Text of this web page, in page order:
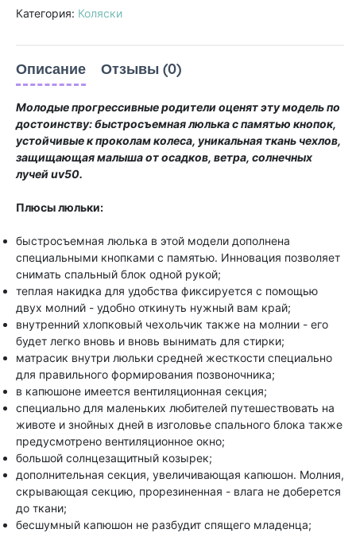
Категория: Коляски
Описание Отзывы (0)
Молодые прогрессивные родители оценят эту модель по
достоинству: быстросъемная люлька с памятью кнопок,
устойчивые к проколам колеса, уникальная ткань чехлов,
защищающая малыша от осадков, ветра, солнечных
лучей uv50.
Плюсы люльки:
быстросъемная люлька в этой модели дополнена
специальными кнопками с памятью. Инновация позволяет
снимать спальный блок одной рукой;
теплая накидка для удобства фиксируется с помощью
двух молний - удобно откинуть нужный вам край;
внутренний хлопковый чехольчик также на молнии - его
будет легко вновь и вновь вынимать для стирки;
матрасик внутри люльки средней жесткости специально
для правильного формирования позвоночника;
в капюшоне имеется вентиляционная секция;
специально для маленьких любителей путешествовать на
животе и знойных дней в изголовье спального блока также
предусмотрено вентиляционное окно;
большой солнцезащитный козырек;
дополнительная секция, увеличивающая капюшон. Молния,
скрывающая секцию, прорезиненная - влага не доберется
до ткани;
бесшумный капюшон не разбудит спящего младенца;